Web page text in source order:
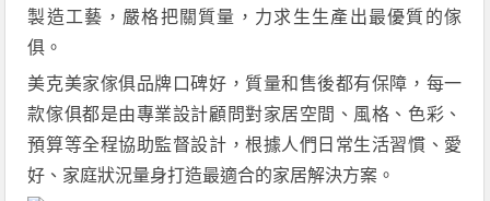
製造工藝，嚴格把關質量，力求生生產出最優質的傢
俱。
美克美家傢俱品牌口碑好，質量和售後都有保障，每一
款傢俱都是由專業設計顧問對家居空間、風格、色彩、
預算等全程協助監督設計，根據人們日常生活習慣、愛
好、家庭狀況量身打造最適合的家居解決方案。